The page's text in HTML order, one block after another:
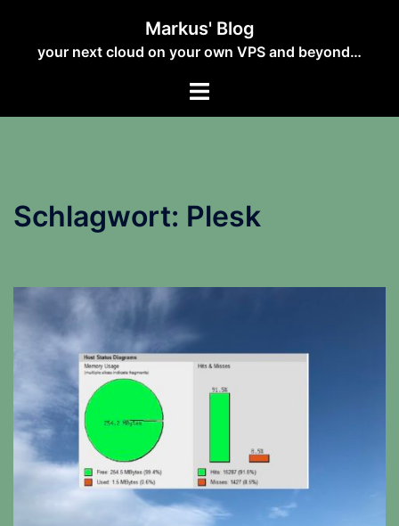
springen
Markus' Blog
your next cloud on your own VPS and beyond…
Schlagwort: Plesk